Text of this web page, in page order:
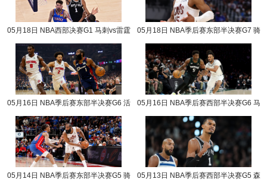
05月18日 NBA西部决赛G1 马刺vs雷霆
05月18日 NBA季后赛东部半决赛G7 骑
05月16日 NBA季后赛东部半决赛G6 活
05月16日 NBA季后赛西部半决赛G6 马
05月14日 NBA季后赛东部半决赛G5 骑
05月13日 NBA季后赛西部半决赛G5 森